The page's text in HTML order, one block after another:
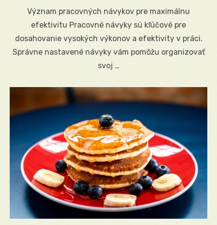
Význam pracovných návykov pre maximálnu
efektivitu Pracovné návyky sú kľúčové pre
dosahovanie vysokých výkonov a efektivity v práci.
Správne nastavené návyky vám pomôžu organizovať
svoj …